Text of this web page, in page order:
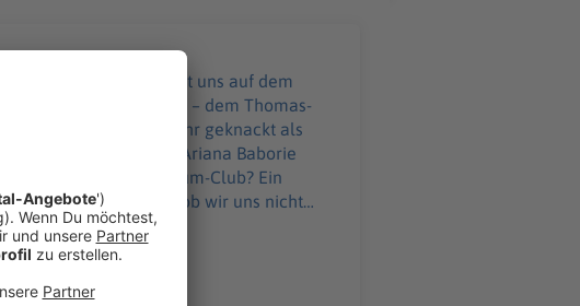
gekabbelt und mehr geknackt als
Rückwärts-Wunder Ariana Baborie
wollen: ein Untenrum-Club? Ein
Und wir überlegen, ob wir uns nicht
dann das Kind – oder noch
Insta-Rabbit-Hole und wilden